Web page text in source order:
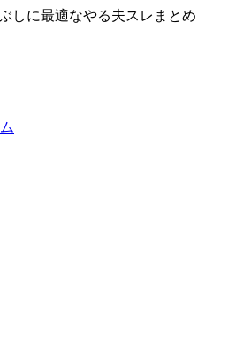
しに最適なやる夫スレまとめ